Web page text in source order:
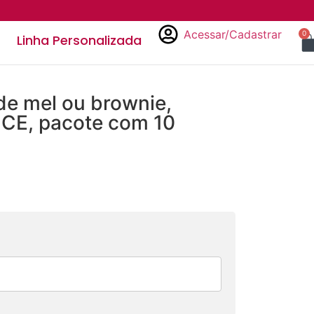
Linha Personalizada Acessar/Cadastrar 0
mel ou brownie,
pacote com 10